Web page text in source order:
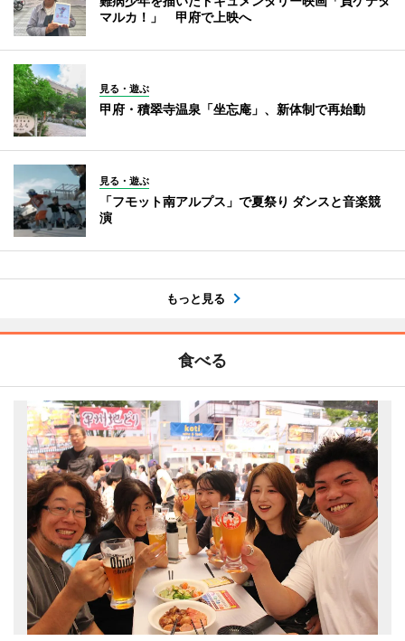
マルカ！」 甲府で上映へ
見る・遊ぶ
甲府・積翠寺温泉「坐忘庵」、新体制で再始動
見る・遊ぶ
「フモット南アルプス」で夏祭り ダンスと音楽競
演
もっと見る
食べる